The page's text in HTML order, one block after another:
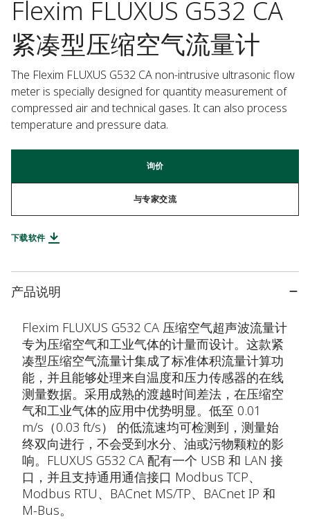
Flexim FLUXUS G532 CA
紧凑型压缩空气流量计
The Flexim FLUXUS G532 CA non-intrusive ultrasonic flow
meter is specially designed for quantity measurement of
compressed air and technical gases. It can also process
temperature and pressure data.
询价
与专家交流
下载软件
产品说明
Flexim FLUXUS G532 CA 压缩空气超声波流量计
专为压缩空气和工业气体的计量而设计。这款紧
凑型压缩空气流量计集成了标准体积流量计算功
能，并且能够处理来自温度和压力传感器的在线
测量数据。采用成熟的渡越时间差法，在压缩空
气和工业气体的应用中优势明显。低至 0.01
m/s（0.03 ft/s） 的低流速均可检测到，测量始
终双向进行，不会受到水分、油或污物颗粒的影
响。FLUXUS G532 CA 配有一个 USB 和 LAN 接
口，并且支持通用通信接口 Modbus TCP、
Modbus RTU、BACnet MS/TP、BACnet IP 和
M-Bus。